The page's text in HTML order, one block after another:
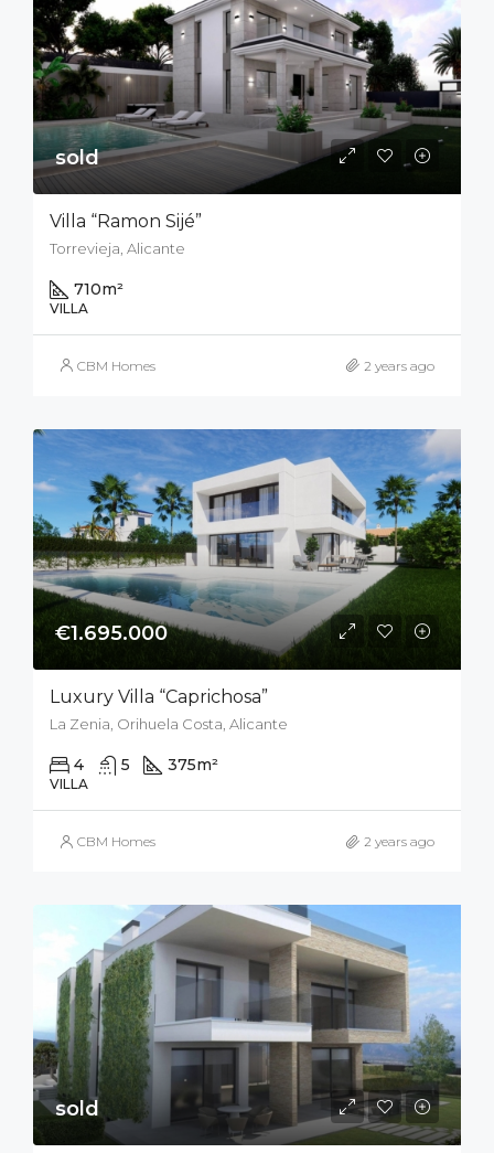
sold
Villa “Ramon Sijé”
Torrevieja, Alicante
710m²
VILLA
CBM Homes 2 years ago
€1.695.000
Luxury Villa “Caprichosa”
La Zenia, Orihuela Costa, Alicante
4 5 375m²
VILLA
CBM Homes 2 years ago
sold